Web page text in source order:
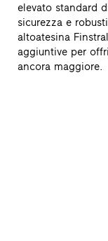
elevato standard
sicurezza e
altoatesina
aggiuntive per
ancora maggiore.